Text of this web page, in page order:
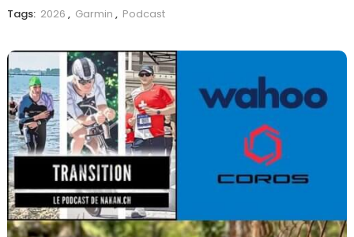
Tags: 2026 , Garmin , Podcast